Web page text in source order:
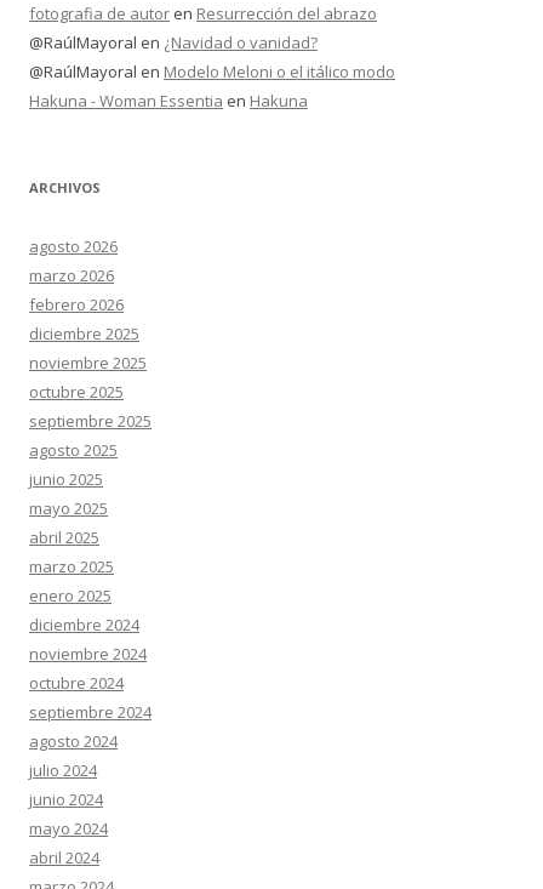
fotografia de autor en Resurrección del abrazo
@RaúlMayoral en ¿Navidad o vanidad?
@RaúlMayoral en Modelo Meloni o el itálico modo
Hakuna - Woman Essentia en Hakuna
ARCHIVOS
agosto 2026
marzo 2026
febrero 2026
diciembre 2025
noviembre 2025
octubre 2025
septiembre 2025
agosto 2025
junio 2025
mayo 2025
abril 2025
marzo 2025
enero 2025
diciembre 2024
noviembre 2024
octubre 2024
septiembre 2024
agosto 2024
julio 2024
junio 2024
mayo 2024
abril 2024